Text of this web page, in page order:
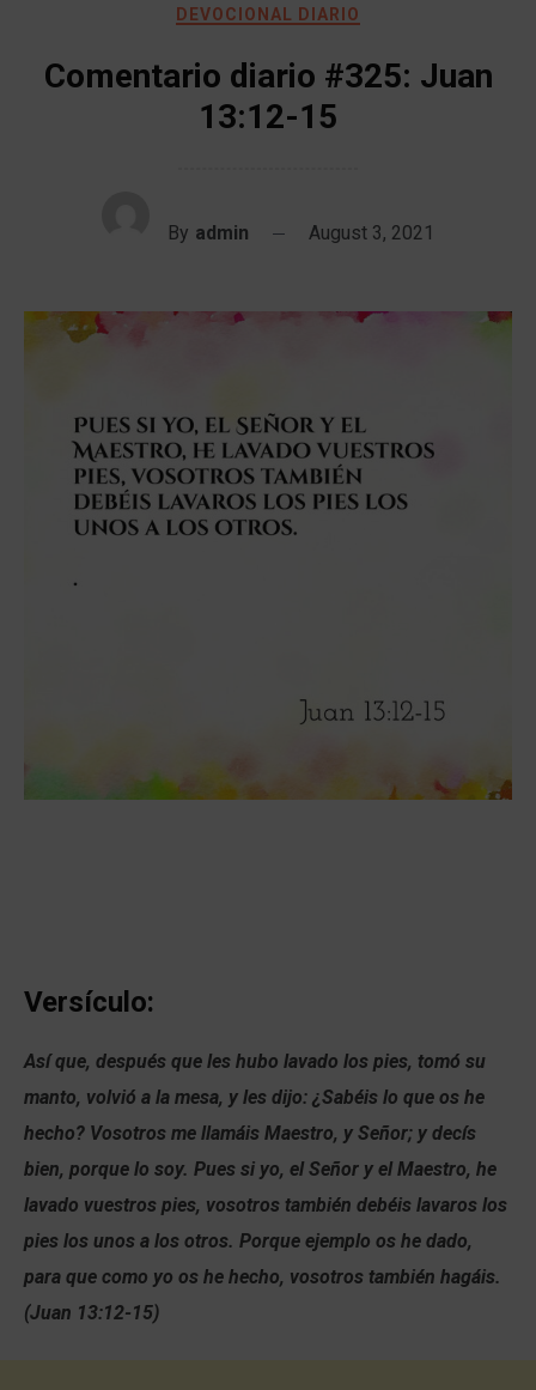
DEVOCIONAL DIARIO
Comentario diario #325: Juan
13:12-15
By admin August 3, 2021
Versículo:
Así que, después que les hubo lavado los pies, tomó su
manto, volvió a la mesa, y les dijo: ¿Sabéis lo que os he
hecho? Vosotros me llamáis Maestro, y Señor; y decís
bien, porque lo soy. Pues si yo, el Señor y el Maestro, he
lavado vuestros pies, vosotros también debéis lavaros los
pies los unos a los otros. Porque ejemplo os he dado,
para que como yo os he hecho, vosotros también hagáis.
(Juan 13:12-15)